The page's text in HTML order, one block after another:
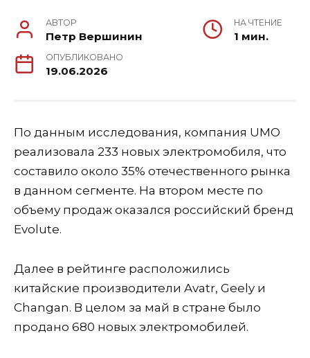
АВТОР
Петр Вершинин
НА ЧТЕНИЕ
1 мин.
ОПУБЛИКОВАНО
19.06.2026
По данным исследования, компания UMO
реализовала 233 новых электромобиля, что
составило около 35% отечественного рынка
в данном сегменте. На втором месте по
объему продаж оказался российский бренд
Evolute.
Далее в рейтинге расположились
китайские производители Avatr, Geely и
Changan. В целом за май в стране было
продано 680 новых электромобилей.